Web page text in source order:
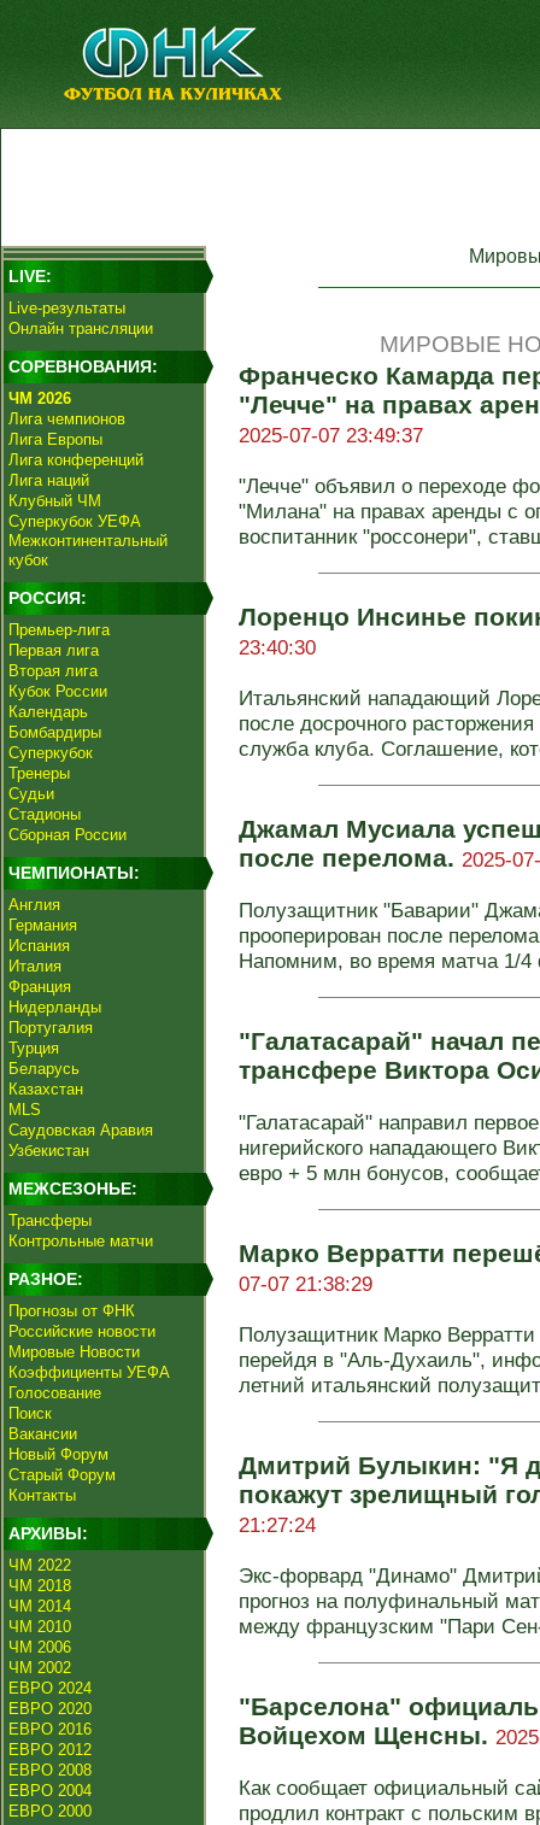
LIVE:
Live-результаты
Онлайн трансляции
СОРЕВНОВАНИЯ:
ЧМ 2026
Лига чемпионов
Лига Европы
Лига конференций
Лига наций
Клубный ЧМ
Суперкубок УЕФА
Межконтинентальный
кубок
РОССИЯ:
Премьер-лига
Первая лига
Вторая лига
Кубок России
Календарь
Бомбардиры
Суперкубок
Тренеры
Судьи
Стадионы
Сборная России
ЧЕМПИОНАТЫ:
Англия
Германия
Испания
Италия
Франция
Нидерланды
Португалия
Турция
Беларусь
Казахстан
MLS
Саудовская Аравия
Узбекистан
МЕЖСЕЗОНЬЕ:
Трансферы
Контрольные матчи
РАЗНОЕ:
Прогнозы от ФНК
Российские новости
Мировые Новости
Коэффициенты УЕФА
Голосование
Поиск
Вакансии
Новый Форум
Старый Форум
Контакты
АРХИВЫ:
ЧМ 2022
ЧМ 2018
ЧМ 2014
ЧМ 2010
ЧМ 2006
ЧМ 2002
ЕВРО 2024
ЕВРО 2020
ЕВРО 2016
ЕВРО 2012
ЕВРО 2008
ЕВРО 2004
ЕВРО 2000
МИРОВЫЕ
Франческо Камарда
"Лечче" на правах
2025-07-07 23:49:37
"Лечче" объявил о переходе
"Милана" на правах аренды с
воспитанник "россонери",
Лоренцо Инсинье
23:40:30
Итальянский нападающий
после досрочного
служба клуба. Соглашение,
Джамал Мусиала
после перелома. 2025-
Полузащитник "Баварии"
прооперирован после
Напомним, во время матча 1/4
"Галатасарай" начал
трансфере Виктора
"Галатасарай" направил
нигерийского нападающего
евро + 5 млн бонусов,
Марко Верратти
07-07 21:38:29
Полузащитник Марко
перейдя в "Аль-Духаиль",
летний итальянский
Дмитрий Булыкин: "Я
покажут зрелищный
21:27:24
Экс-форвард "Динамо"
прогноз на полуфинальный
между французским "Пари
"Барселона"
Войцехом Щенсны.
Как сообщает официальный
продлил контракт с